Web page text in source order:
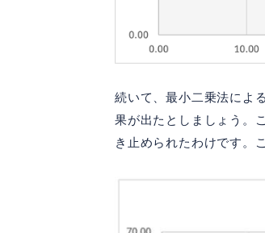
続いて、最小二乗法によ
果が出たとしましょう。
き止められたわけです。